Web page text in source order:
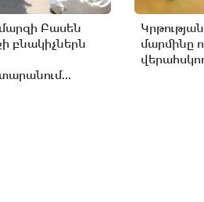
Բասեն
բնակիչներն
մարմինը